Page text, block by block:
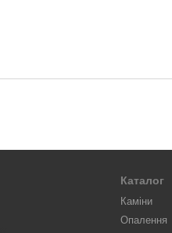
Каталог
Каміни
Опалення